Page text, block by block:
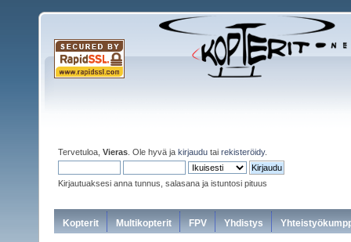
Tervetuloa, Vieras . Ole hyvä ja kirjaudu tai rekisteröidy.
Kirjautuaksesi anna tunnus, salasana ja istuntosi pituus
Kopterit Multikopterit FPV Yhdistys